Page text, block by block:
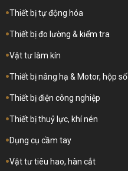
Thiết bị tự động hóa
Thiết bị đo lường & kiểm tra
Vật tư làm kín
Thiết bị nâng hạ & Motor, hộp số
Thiết bị điện công nghiệp
Thiết bị thuỷ lực, khí nén
Dụng cụ cầm tay
Vật tư tiêu hao, hàn cắt